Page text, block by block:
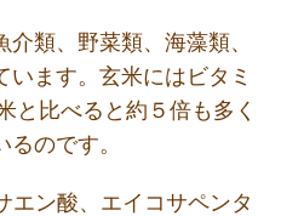
類、野菜類、海藻類、
ます。玄米にはビタミ
と比べると約５倍も多く
のです。
エン酸、エイコサペンタ